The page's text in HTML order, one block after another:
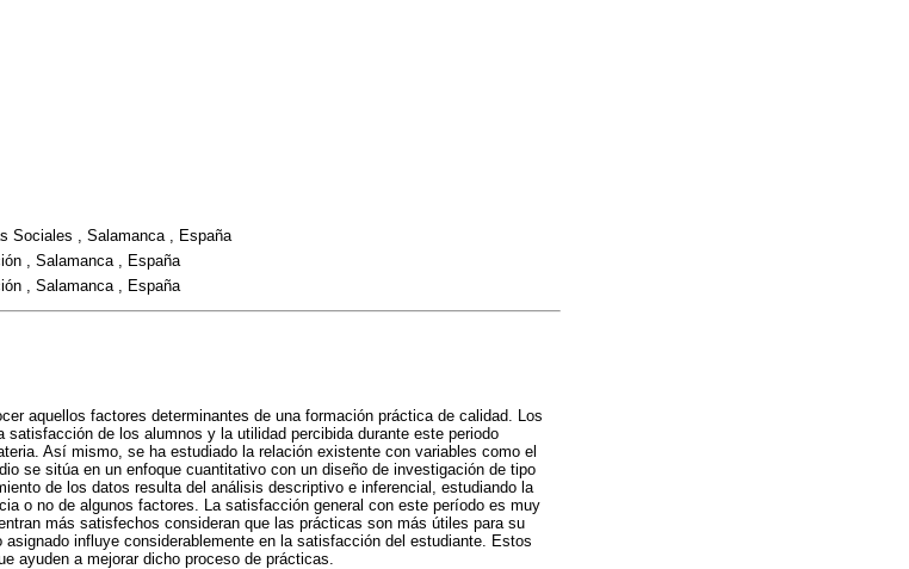
Sociales , Salamanca , España
, Salamanca , España
, Salamanca , España
aquellos factores determinantes de una formación práctica de calidad. Los
de los alumnos y la utilidad percibida durante este periodo
Así mismo, se ha estudiado la relación existente con variables como el
se sitúa en un enfoque cuantitativo con un diseño de investigación de tipo
de los datos resulta del análisis descriptivo e inferencial, estudiando la
o no de algunos factores. La satisfacción general con este período es muy
más satisfechos consideran que las prácticas son más útiles para su
influye considerablemente en la satisfacción del estudiante. Estos
ayuden a mejorar dicho proceso de prácticas.